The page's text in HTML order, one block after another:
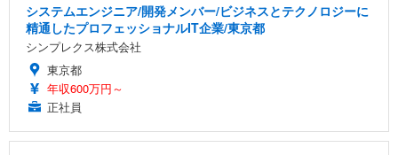
システムエンジニア/開発メンバー/ビジネスとテクノロジーに
精通したプロフェッショナルIT企業/東京都
シンプレクス株式会社
東京都
年収600万円～
正社員